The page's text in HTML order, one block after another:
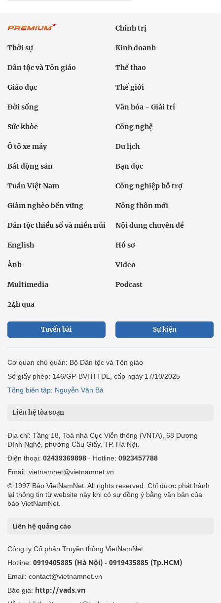
Chính trị
Thời sự Kinh doanh
Dân tộc và Tôn giáo Thể thao
Giáo dục Thế giới
Đời sống Văn hóa - Giải trí
Sức khỏe Công nghệ
Ô tô xe máy Du lịch
Bất động sản Bạn đọc
Tuần Việt Nam Công nghiệp hỗ trợ
Giảm nghèo bền vững Nông thôn mới
Dân tộc thiểu số và miền núi Nội dung chuyên đề
English Hồ sơ
Ảnh Video
Multimedia Podcast
24h qua
Tuyến bài Sự kiện
Cơ quan chủ quản: Bộ Dân tộc và Tôn giáo
Số giấy phép: 146/GP-BVHTTDL, cấp ngày 17/10/2025
Tổng biên tập: Nguyễn Văn Bá
Liên hệ tòa soạn
Địa chỉ: Tầng 18, Toà nhà Cục Viễn thông (VNTA), 68 Dương
Đình Nghệ, phường Cầu Giấy, TP. Hà Nội.
Điện thoại: 02439369898 - Hotline: 0923457788
Email: vietnamnet@vietnamnet.vn
© 1997 Báo VietNamNet. All rights reserved. Chỉ được phát hành
lại thông tin từ website này khi có sự đồng ý bằng văn bản của
báo VietNamNet.
Liên hệ quảng cáo
Công ty Cổ phần Truyền thông VietNamNet
Hotline: 0919405885 (Hà Nội) - 0919435885 (Tp.HCM)
Email: contact@vietnamnet.vn
Báo giá: http://vads.vn